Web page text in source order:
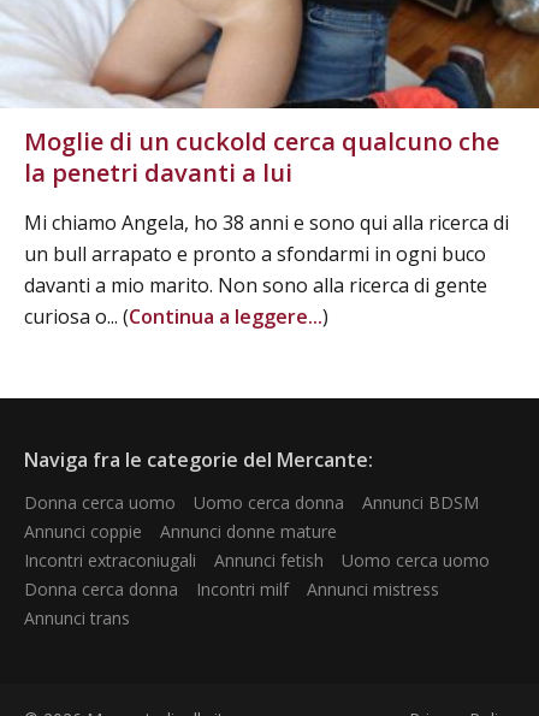
Moglie di un cuckold cerca qualcuno che
la penetri davanti a lui
Mi chiamo Angela, ho 38 anni e sono qui alla ricerca di
un bull arrapato e pronto a sfondarmi in ogni buco
davanti a mio marito. Non sono alla ricerca di gente
curiosa o... (Continua a leggere...)
Naviga fra le categorie del Mercante:
Donna cerca uomo Uomo cerca donna
Annunci BDSM
Annunci coppie
Annunci donne mature
Incontri extraconiugali
Annunci fetish
Uomo cerca uomo
Donna cerca donna
Incontri milf
Annunci mistress
Annunci trans